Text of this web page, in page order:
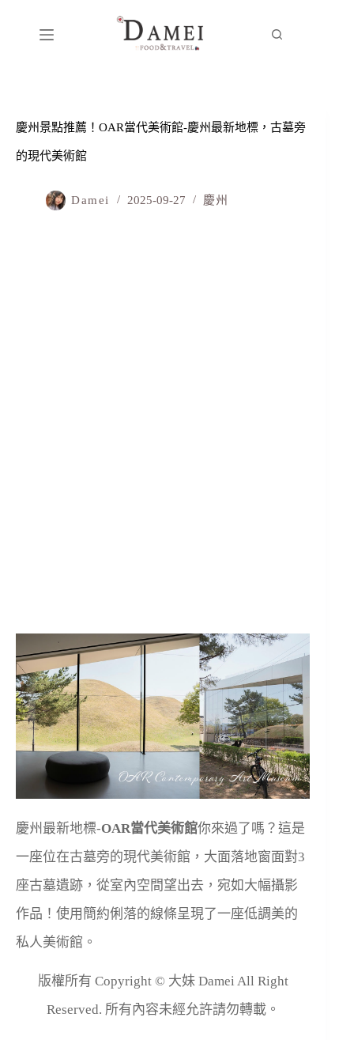
慶州景點推薦！OAR當代美術館-慶州最新地標，古墓旁
的現代美術館
Damei 2025-09-27 慶州
慶州最新地標-OAR當代美術館你來過了嗎？這是
一座位在古墓旁的現代美術館，大面落地窗面對3
座古墓遺跡，從室內空間望出去，宛如大幅攝影
作品！使用簡約俐落的線條呈現了一座低調美的
私人美術館。
版權所有 Copyright © 大妹 Damei All Right
Reserved. 所有內容未經允許請勿轉載。